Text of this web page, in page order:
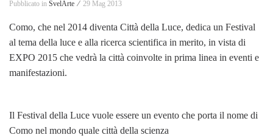
Pubblicato in SvelArte ⁄ 29 Mag 2013
Como, che nel 2014 diventa Città della Luce, dedica un Festival
al tema della luce e alla ricerca scientifica in merito, in vista di
EXPO 2015 che vedrà la città coinvolte in prima linea in eventi e
manifestazioni.
Il Festival della Luce vuole essere un evento che porta il nome di
Como nel mondo quale città della scienza